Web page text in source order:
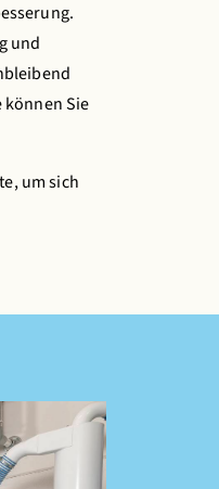
und
Sie
um sich